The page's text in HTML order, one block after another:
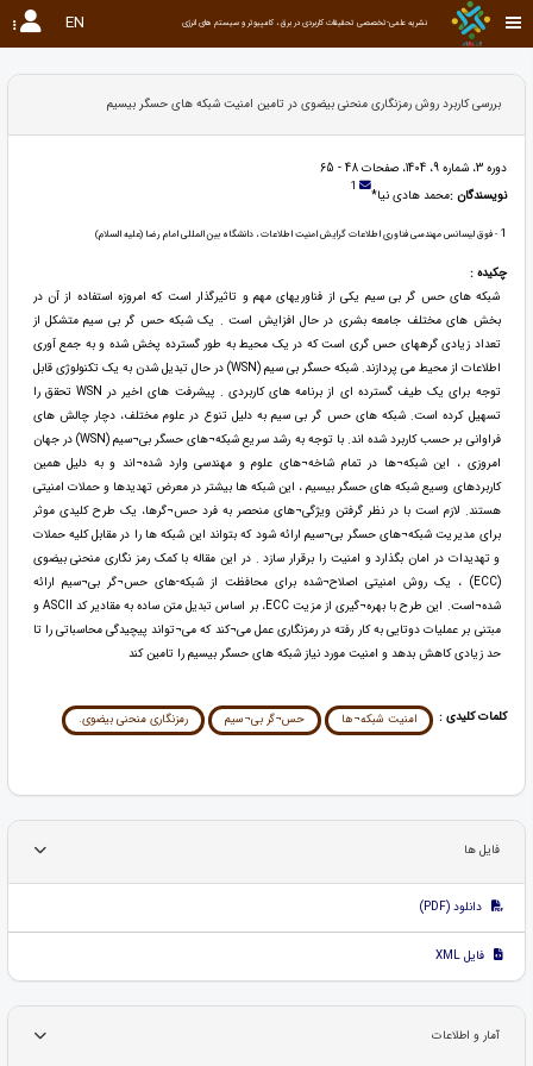
نشریه علمی-تخصصی تحقیقات کاربردی در برق ، کامپیوتر و سیستم های انرژی EN
بررسی کاربرد روش رمزنگاری منحنی بیضوی در تامین امنیت شبکه های حسگر بیسیم
دوره 3، شماره 9، 1404، صفحات 48 - 65
نویسندگان :محمد هادی نیا* 1
1 - فوق لیسانس مهندسی فناوری اطلاعات گرایش امنیت اطلاعات ، دانشگاه بین المللی امام رضا (علیه السلام)
چکیده :
شبکه های حس گر بی سیم یکی از فناوریهای مهم و تاثیرگذار است که امروزه استفاده از آن در
بخش های مختلف جامعه بشری در حال افزایش است . یک شبکه حس گر بی سیم متشکل از
تعداد زیادی گرههای حس گری است که در یک محیط به طور گسترده پخش شده و به جمع آوری
اطلاعات از محیط می پردازند. شبکه حسگر بی سیم (WSN) در حال تبدیل شدن به یک تکنولوژی قابل
توجه برای یک طیف گسترده ای از برنامه های کاربردی . پیشرفت های اخیر در WSN تحقق را
تسهیل کرده است. شبکه های حس گر بی سیم به دلیل تنوع در علوم مختلف، دچار چالش های
فراوانی بر حسب کاربرد شده اند. با توجه به رشد سریع شبکه¬های حسگر بی¬سیم (WSN) در جهان
امروزی ، این شبکه¬ها در تمام شاخه¬های علوم و مهندسی وارد شده¬اند و به دلیل همین
کاربردهای وسیع شبکه های حسگر بیسیم ، این شبکه ها بیشتر در معرض تهدیدها و حملات امنیتی
هستند. لازم است با در نظر گرفتن ویژگی¬های منحصر به فرد حس¬گرها، یک طرح کلیدی موثر
برای مدیریت شبکه¬های حسگر بی¬سیم ارائه شود که بتواند این شبکه ها را در مقابل کلیه حملات
و تهدیدات در امان بگذارد و امنیت را برقرار سازد . در این مقاله با کمک رمز نگاری منحنی بیضوی
(ECC) ، یک روش امنیتی اصلاح¬شده برای محافظت از شبکه-های حس¬گر بی¬سیم ارائه
شده¬است. این طرح با بهره¬گیری از مزیت ECC، بر اساس تبدیل متن ساده به مقادیر کد ASCII و
مبتنی بر عملیات دوتایی به کار رفته در رمزنگاری عمل می¬کند که می¬تواند پیچیدگی محاسباتی را تا
حد زیادی کاهش بدهد و امنیت مورد نیاز شبکه های حسگر بیسیم را تامین کند
کلمات کلیدی : امنیت شبکه¬ها حس¬گر بی¬سیم رمزنگاری منحنی بیضوی.
فایل ها
دانلود (PDF)
فایل XML
آمار و اطلاعات